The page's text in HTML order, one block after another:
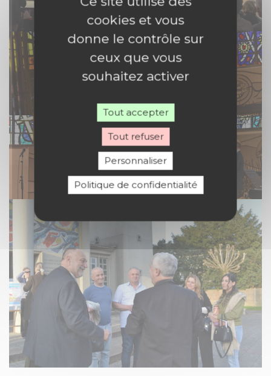
cookies et vous
donne le contrôle sur
ceux que vous
souhaitez activer
Tout accepter
Tout refuser
Personnaliser
Politique de confidentialité